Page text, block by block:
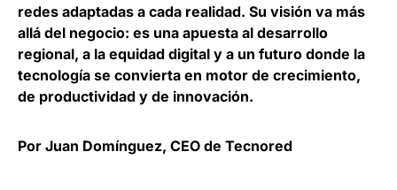
redes adaptadas a cada realidad. Su visión va más
allá del negocio: es una apuesta al desarrollo
regional, a la equidad digital y a un futuro donde la
tecnología se convierta en motor de crecimiento,
de productividad y de innovación.
Por Juan Domínguez, CEO de Tecnored